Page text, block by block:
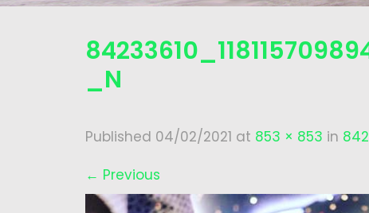
_N
Published 04/02/2021 at 853 × 853 in
← Previous